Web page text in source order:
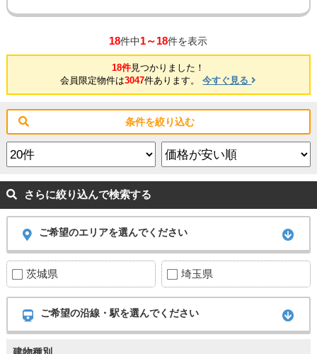
18件中1～18件を表示
18件見つかりました！
会員限定物件は3047件あります。今すぐ見る
条件を絞り込む
さらに絞り込んで検索する
ご希望のエリアを選んでください
茨城県 埼玉県
ご希望の沿線・駅を選んでください